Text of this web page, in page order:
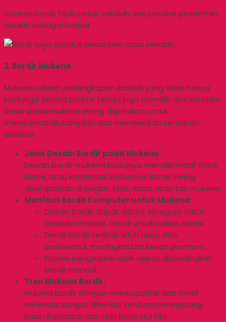
Contoh bordir hijab untuk sekolah dan pondok pesantren
adalah sebagai berikut :
2. Bordir Mukena
Mukena adalah perlengkapan ibadah yang tidak hanya
berfungsi secara praktis tetapi juga memiliki nilai estetika.
Bordir pada mukena sering digunakan untuk
mempercantik tampilan dan memberikan sentuhan
eksklusif.
Jenis Desain Bordir pada Mukena:
Desain bordir mukena biasanya memiliki motif floral,
islami, atau kombinasi keduanya. Bordir sering
ditempatkan di bagian tepi, dada, atau tas mukena.
Manfaat Bordir Komputer untuk Mukena:
Desain bordir dapat dibuat seragam untuk
produksi massal, cocok untuk pelaku bisnis.
Detail bordir terlihat lebih halus dan
profesional, meningkatkan kesan premium.
Proses pengerjaan lebih cepat dibandingkan
bordir manual.
Tren Mukena Bordir:
Mukena bordir dengan warna pastel dan motif
minimalis sangat diminati, terutama menjelang
bulan Ramadan dan Hari Raya Idul Fitri.